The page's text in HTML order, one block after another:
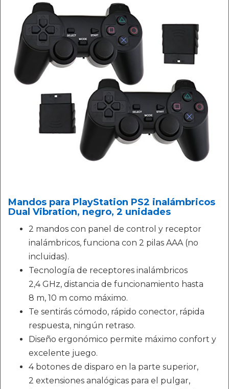
Mandos para PlayStation PS2 inalámbricos
Dual Vibration, negro, 2 unidades
2 mandos con panel de control y receptor
inalámbricos, funciona con 2 pilas AAA (no
incluidas).
Tecnología de receptores inalámbricos
2,4 GHz, distancia de funcionamiento hasta
8 m, 10 m como máximo.
Te sentirás cómodo, rápido conector, rápida
respuesta, ningún retraso.
Diseño ergonómico permite máximo confort y
excelente juego.
4 botones de disparo en la parte superior,
2 extensiones analógicas para el pulgar,